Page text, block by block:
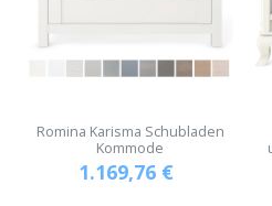
Romina Karisma Schubladen
Kommode
1.169,76€